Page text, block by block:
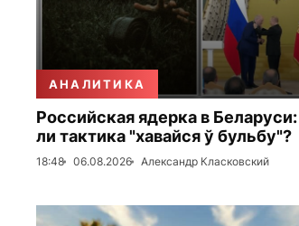
АНАЛИТИКА
Российская ядерка в
ли тактика "хавайся ў бульбу"?
18:48 06.08.2026 Александр Класковский